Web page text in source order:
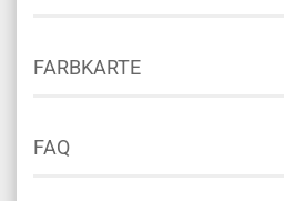
FARBKARTE
FAQ